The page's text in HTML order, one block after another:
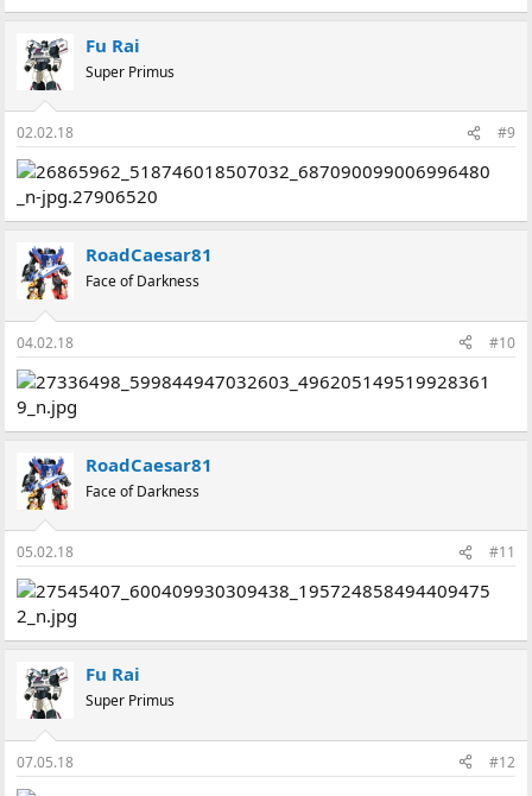
Fu Rai
Super Primus
02.02.18 #9
RoadCaesar81
Face of Darkness
04.02.18 #10
RoadCaesar81
Face of Darkness
05.02.18 #11
Fu Rai
Super Primus
07.05.18 #12